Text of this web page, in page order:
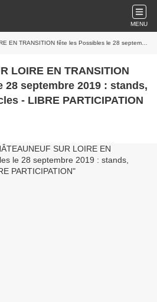
MENU
les Possibles le 28 septembre 2019 : stands, animations, spectacles - LIBRE PARTICIPATION
LOIRE EN TRANSITION
28 septembre 2019 : stands,
- LIBRE PARTICIPATION